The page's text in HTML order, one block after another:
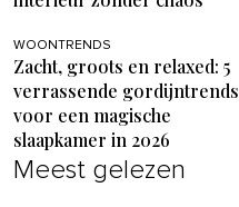
WOONTRENDS
Zacht, groots en relaxed: 5
verrassende gordijntrends
voor een magische
slaapkamer in 2026
Meest gelezen